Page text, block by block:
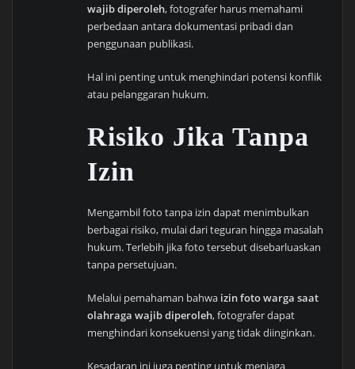
wajib diperoleh, fotografer harus memahami
perbedaan antara dokumentasi pribadi dan
penggunaan publikasi.
Hal ini penting untuk menghindari potensi konflik
atau pelanggaran hukum.
Risiko Jika Tanpa
Izin
Mengambil foto tanpa izin dapat menimbulkan
berbagai risiko, mulai dari teguran hingga masalah
hukum. Terlebih jika foto tersebut disebarluaskan
tanpa persetujuan.
Melalui pemahaman bahwa izin foto warga saat
olahraga wajib diperoleh, fotografer dapat
menghindari konsekuensi yang tidak diinginkan.